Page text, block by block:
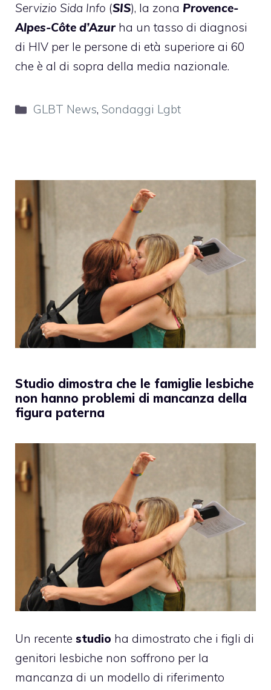
Servizio Sida Info (SIS), la zona Provence-
Alpes-Côte d’Azurha un tasso di diagnosi
di HIV per le persone di età superiore ai 60
che è al di sopra della media nazionale.
Categorie
GLBT News,Sondaggi Lgbt
Studio dimostra che le famiglie lesbiche
non hanno problemi di mancanza della
figura paterna
Un recente studio ha dimostrato che i figli di
genitori lesbiche non soffrono per la
mancanza di un modello di riferimento